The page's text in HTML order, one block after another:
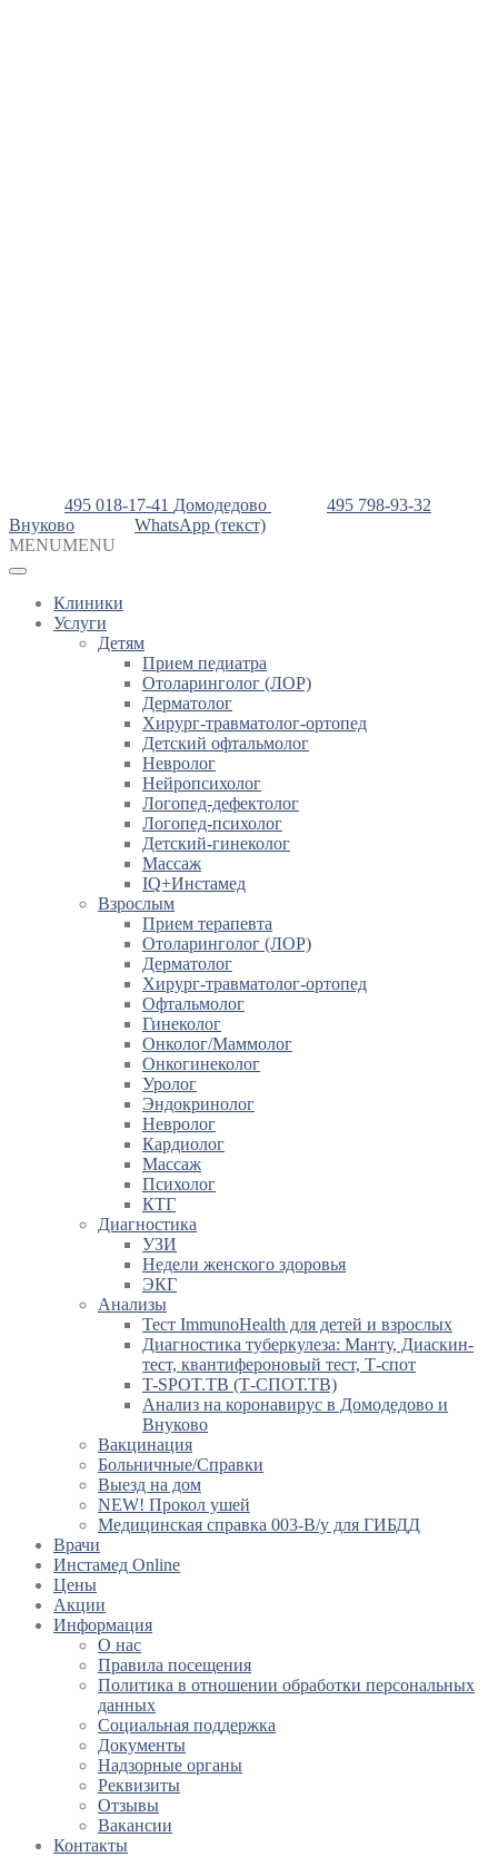
495 018-17-41 Домодедово
495 798-93-32
Внуково
WhatsApp (текст)
MENUMENU
Клиники
Услуги
Детям
Прием педиатра
Отоларинголог (ЛОР)
Дерматолог
Хирург-травматолог-ортопед
Детский офтальмолог
Невролог
Нейропсихолог
Логопед-дефектолог
Логопед-психолог
Детский-гинеколог
Массаж
IQ+Инстамед
Взрослым
Прием терапевта
Отоларинголог (ЛОР)
Дерматолог
Хирург-травматолог-ортопед
Офтальмолог
Гинеколог
Онколог/Маммолог
Онкогинеколог
Уролог
Эндокринолог
Невролог
Кардиолог
Массаж
Психолог
КТГ
Диагностика
УЗИ
Недели женского здоровья
ЭКГ
Анализы
Тест ImmunoHealth для детей и взрослых
Диагностика туберкулеза: Манту, Диаскин-
тест, квантифероновый тест, Т-спот
T-SPOT.TB (Т-СПОТ.ТВ)
Анализ на коронавирус в Домодедово и
Внуково
Вакцинация
Больничные/Справки
Выезд на дом
NEW! Прокол ушей
Медицинская справка 003-В/у для ГИБДД
Врачи
Инстамед Online
Цены
Акции
Информация
О нас
Правила посещения
Политика в отношении обработки персональных
данных
Социальная поддержка
Документы
Надзорные органы
Реквизиты
Отзывы
Вакансии
Контакты